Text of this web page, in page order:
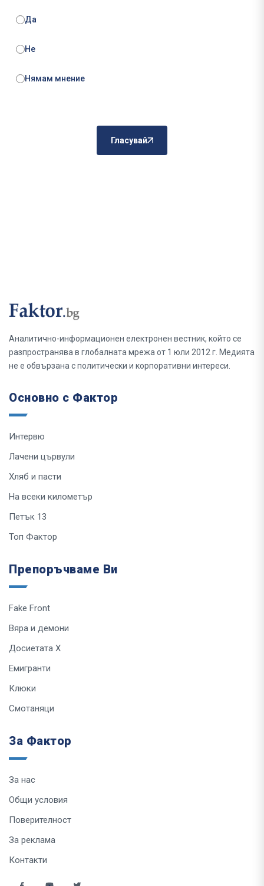
Да
Не
Нямам мнение
Гласувай
Аналитично-информационен електронен вестник, който се
разпространява в глобалната мрежа от 1 юли 2012 г. Медията
не е обвързана с политически и корпоративни интереси.
Основно с Фактор
Интервю
Лачени цървули
Хляб и пасти
На всеки километър
Петък 13
Топ Фактор
Препоръчваме Ви
Fake Front
Вяра и демони
Досиетата Х
Емигранти
Клюки
Смотаняци
За Фактор
За нас
Общи условия
Поверителност
За реклама
Контакти